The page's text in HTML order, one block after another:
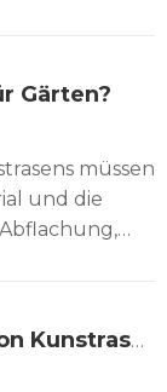
Grünes Gras
Gärten?
müssen
und die
Wie reinigt man Haustierurin von Kunstrasen?